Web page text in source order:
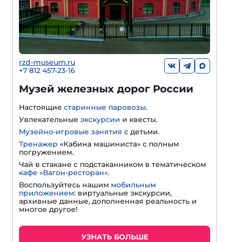
rzd-museum.ru
+7 812 457-23-16
Музей железных дорог России
Настоящие старинные паровозы.
Увлекательные экскурсии и квесты.
Музейно-игровые занятия с детьми.
Тренажер «Кабина машиниста» с полным
погружением.
Чай в стакане с подстаканником в тематическом
кафе «Вагон-ресторан».
Воспользуйтесь нашим мобильным
приложением: виртуальные экскурсии,
архивные данные, дополненная реальность и
многое другое!
УЗНАТЬ БОЛЬШЕ